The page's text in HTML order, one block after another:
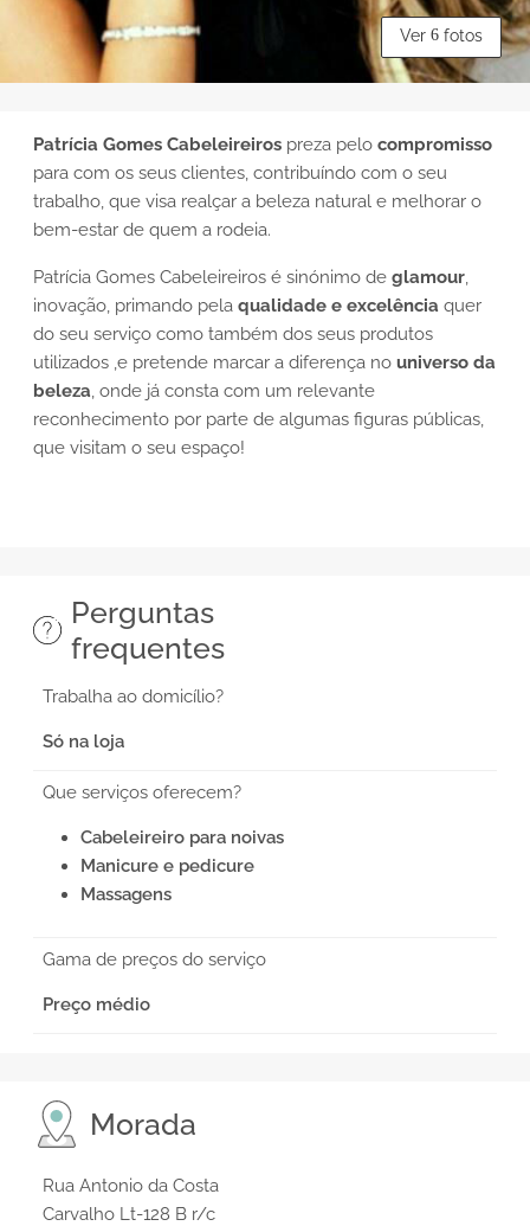
Ver 6 fotos
Patrícia Gomes Cabeleireiros preza pelo compromisso
para com os seus clientes, contribuíndo com o seu
trabalho, que visa realçar a beleza natural e melhorar o
bem-estar de quem a rodeia.
Patrícia Gomes Cabeleireiros é sinónimo de glamour,
inovação, primando pela qualidade e excelência quer
do seu serviço como também dos seus produtos
utilizados ,e pretende marcar a diferença no universo da
beleza, onde já consta com um relevante
reconhecimento por parte de algumas figuras públicas,
que visitam o seu espaço!
Perguntas
frequentes
Trabalha ao domicílio?
Só na loja
Que serviços oferecem?
Cabeleireiro para noivas
Manicure e pedicure
Massagens
Gama de preços do serviço
Preço médio
Morada
Rua Antonio da Costa
Carvalho Lt-128 B r/c